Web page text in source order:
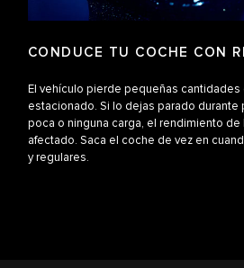
CONDUCE TU COCHE CON
El vehículo pierde pequeñas
estacionado. Si lo dejas parado durante
poca o ninguna carga, el rendimiento
afectado. Saca el coche de vez en
y regulares.